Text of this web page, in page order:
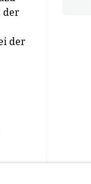
der
der